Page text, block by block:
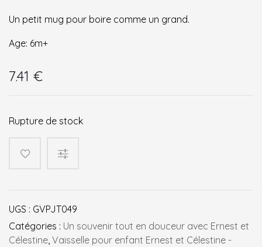
Un petit mug pour boire comme un grand.
Age: 6m+
7.41 €
Rupture de stock
UGS : GVPJT049
Catégories : Un souvenir tout en douceur avec Ernest et
Célestine, Vaisselle pour enfant Ernest et Célestine -